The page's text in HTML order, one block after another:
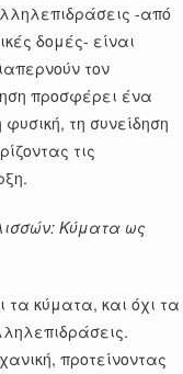
-από
δομές- είναι
τον
προσφέρει ένα
τη συνείδηση
τις
Κύματα ως
τα κύματα, και όχι τα
προτείνοντας